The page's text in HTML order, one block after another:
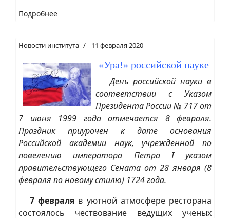
Подробнее
Новости института 11 февраля 2020
«Ура!» российской науке
День российской науки в
соответствии с Указом
Президента России № 717 от
7 июня 1999 года отмечается 8 февраля.
Праздник приурочен к дате основания
Российской академии наук, учрежденной по
повелению императора Петра I указом
правительствующего Сената от 28 января (8
февраля по новому стилю) 1724 года.
7 февраля в уютной атмосфере ресторана
состоялось чествование ведущих ученых